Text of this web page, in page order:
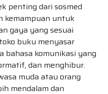
penting dari sosmed
kemampuan untuk
gaya yang sesuai
buku menyasar
bahasa komunikasi yang
dan menghibur.
muda atau orang
mendalam dan